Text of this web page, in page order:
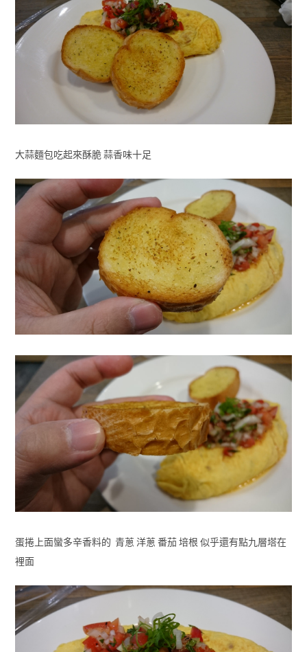
大蒜麵包吃起來酥脆 蒜香味十足
蛋捲上面蠻多辛香料的 青蔥 洋蔥 番茄 培根 似乎還有點九層塔在
裡面